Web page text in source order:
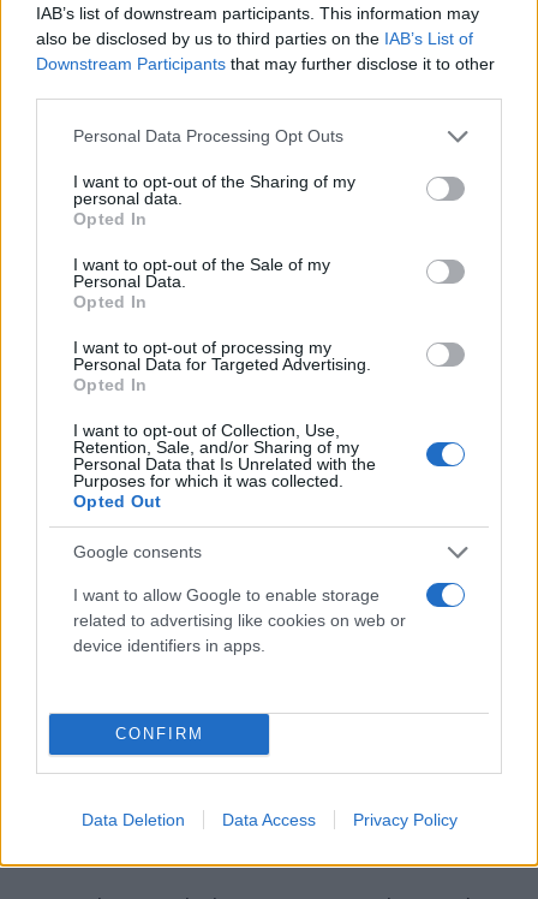
IAB’s list of downstream participants. This information may
also be disclosed by us to third parties on the IAB’s List of
Downstream Participants that may further disclose it to other
Please note that this website/app uses one or more Google
not limited to your visit or usage behaviour. You may click to
grant or deny consent to Google and its third-party tags to
use your data for below specified purposes in below Google
consent section.
Personal Data Processing Opt Outs
I want to opt-out of the Sharing of my
personal data.
Opted In
I want to opt-out of the Sale of my
Personal Data.
Opted In
I want to opt-out of processing my
Personal Data for Targeted Advertising.
Opted In
I want to opt-out of Collection, Use,
Retention, Sale, and/or Sharing of my
Personal Data that Is Unrelated with the
Purposes for which it was collected.
Opted Out
Google consents
I want to allow Google to enable storage
related to advertising like cookies on web or
device identifiers in apps.
CONFIRM
Data Deletion Data Access Privacy Policy
Οι ανακοινώσεις της εταιρείας
Όπως ανακοίνωσε η αμερικανική φαρμακευτική
Novavax, στην τρίτη φάση κλινικών δοκιμών
Αναφέρεται ότι «το NVX-CoV2373 έχει τη
δυνατότητα να διαδραματίσει σημαντικό ρόλο
στην επίλυση αυτής της παγκόσμιας κρίσης στον
τομέα της δημόσιας υγείας», όπως δήλωσε ο
εκτελεστικός διευθυντής της Novavax, Στάλνεϊ Ερκ.